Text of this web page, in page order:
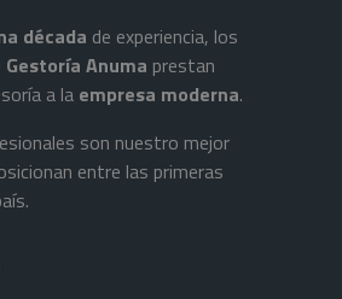
década de experiencia, los
Gestoría Anuma prestan
a la empresa moderna.
son nuestro mejor
entre las primeras